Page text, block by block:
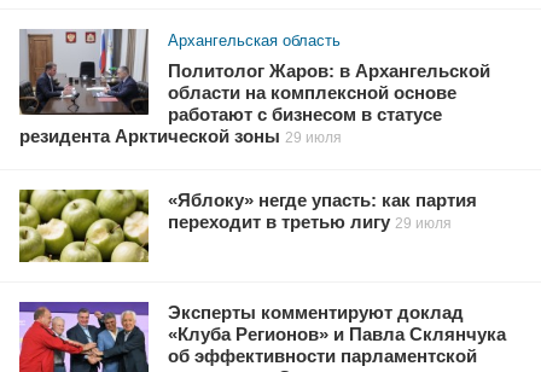
Архангельская область
Политолог Жаров: в Архангельской
области на комплексной основе
работают с бизнесом в статусе
резидента Арктической зоны 29 июля
«Яблоку» негде упасть: как партия
переходит в третью лигу 29 июля
Эксперты комментируют доклад
«Клуба Регионов» и Павла Склянчука
об эффективности парламентской